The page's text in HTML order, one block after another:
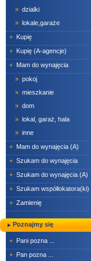
» dzialki
» lokale,garaże
+ Kupię
+ Kupię (A-agencje)
+ Mam do wynajęcia
» pokoj
» mieszkanie
» dom
» lokal, garaż, hala
» inne
+ Mam do wynajęcia (A)
+ Szukam do wynajęcia
+ Szukam do wynajęcia (A)
+ Szukam współlokatora(ki)
+ Zamienię
Poznajmy się
+ Pani pozna ...
+ Pan pozna ...